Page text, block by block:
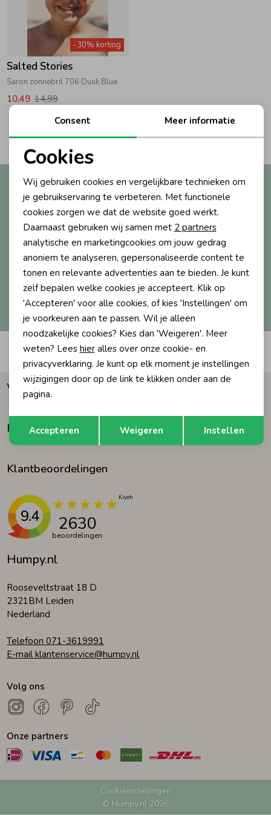
Zwemkleding
Jassen
Vesten
Overhemden
Colberts & Gilets
Boxpakjes
Rompers
Ondergoed
Regenkleding &-laarzen
Zomeraccessoires
Kledingaccessoires
Zwemkleding
Jassen
Vesten
Overhemden
Jurken
Rokken & Skorts
Jumpsuits
Blouses
Blazers & Gilets
Leggings
Boxpakjes
Ondergoed
Regenkleding &-laarzen
Kledingaccessoires
Beenmode
Winteraccessoires
Cadeaubonnen
Haaraccessoires
Kledingaccessoires
Babyaccessoires
Verzorgingsproducten
Beenmode
Winteraccessoires
Winterjassen
Zomerjassen
Zwemvesten & Zwembandjes
Winterjassen
Zomerjassen
-30% korting
Salted Stories
Saron zonnebril 706 Dusk Blue
10,49 14,99
Altijd als eerste op de hoogte?
Ontvang nieuwe collecties, exclusieve acties én direct
10% korting* op je eerste bestelling.
Aanmelden
Hoe we met je data omgaan? Bekijk dit in onze
privacyverklaring.
Automatisch sparen voor korting
Humpy.nl
Rooseveltstraat 18 D
2321BM Leiden
Nederland
Telefoon 071-3619991
E-mail klantenservice@humpy.nl
Waarom Humpy?
Klantenservice
Klantbeoordelingen
9.4 2630
beoordelingen
Volg ons
Onze partners
Cookieinstellingen
© Humpy.nl 2026
Noodzakelijke cookies
Personalisatie cookies
Analytische cookies
Marketing cookies
Terug Opslaan
Consent Meer informatie
Cookies
Wij gebruiken cookies en vergelijkbare technieken om
je gebruikservaring te verbeteren. Met functionele
cookies zorgen we dat de website goed werkt.
Daarnaast gebruiken wij samen met 2 partners
analytische en marketingcookies om jouw gedrag
anoniem te analyseren, gepersonaliseerde content te
tonen en relevante advertenties aan te bieden. Je kunt
zelf bepalen welke cookies je accepteert. Klik op
'Accepteren' voor alle cookies, of kies 'Instellingen' om
je voorkeuren aan te passen. Wil je alleen
noodzakelijke cookies? Kies dan 'Weigeren'. Meer
weten? Lees hieralles over onze cookie- en
privacyverklaring. Je kunt op elk moment je instellingen
wijzigingen door op de link te klikken onder aan de
pagina.
Accepteren Weigeren Instellen